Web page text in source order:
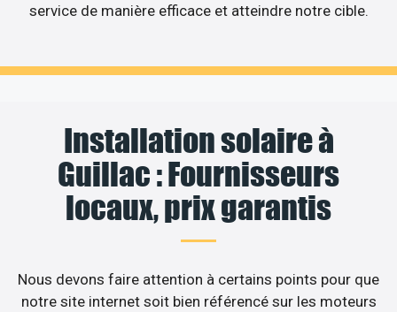
service de manière efficace et atteindre notre cible.
Installation solaire à
Guillac : Fournisseurs
locaux, prix garantis
Nous devons faire attention à certains points pour que
notre site internet soit bien référencé sur les moteurs